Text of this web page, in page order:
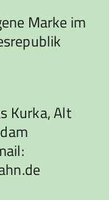
Marke im
Kurka, Alt